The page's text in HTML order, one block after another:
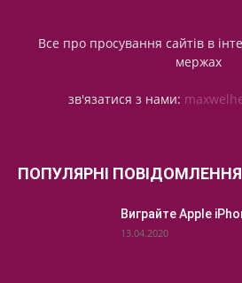
Все про просування сайтів в
мержах
зв'язатися з нами:
ПОПУЛЯРНІ ПОВІДОМЛЕННЯ
Виграйте Apple
13.04.2020